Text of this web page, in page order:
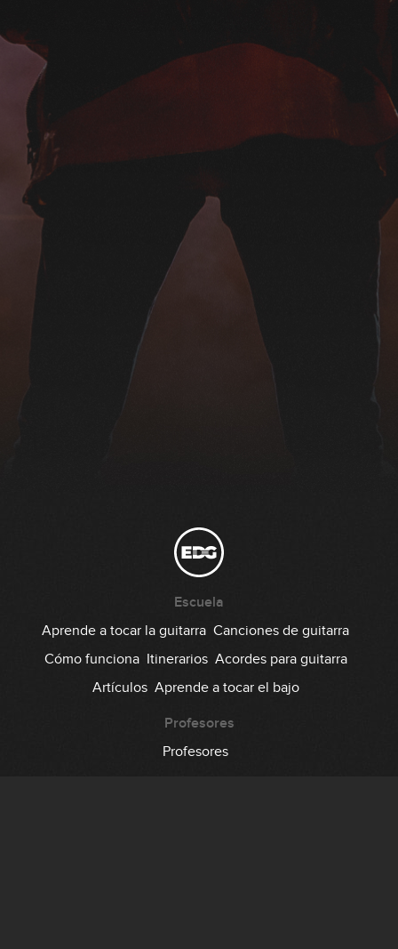
Escuela
Aprende a tocar la guitarra Canciones de guitarra
Cómo funciona Itinerarios Acordes para guitarra
Artículos Aprende a tocar el bajo
Profesores
Profesores